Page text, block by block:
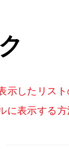
示したリス
に表示する